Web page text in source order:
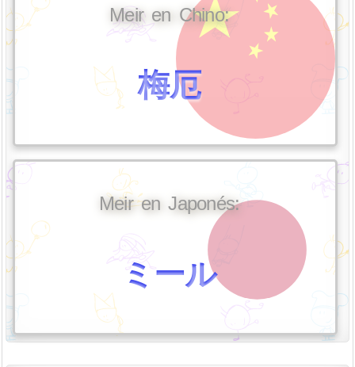
Meir en Chino:
梅厄
Meir en Japonés:
ミール